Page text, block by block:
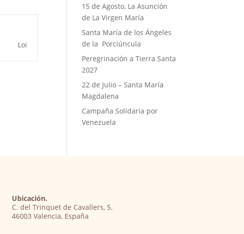
Loi
15 de Agosto, La Asunción
de La Virgen María
Santa María de los Ángeles
de la Porciúncula
Peregrinación a Tierra Santa
2027
22 de Julio – Santa María
Magdalena
Campaña Solidaria por
Venezuela
Ubicación.
C. del Trinquet de Cavallers, 5.
46003 Valencia, España